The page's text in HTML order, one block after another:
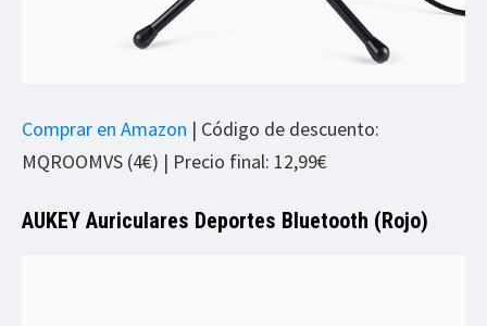
Comprar en Amazon | Código de descuento:
MQROOMVS (4€) | Precio final: 12,99€
AUKEY Auriculares Deportes Bluetooth (Rojo)